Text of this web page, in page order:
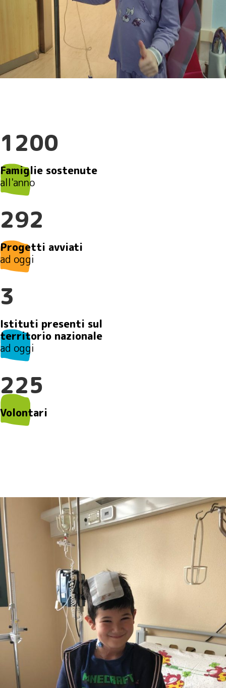
1200
Famiglie sostenute
all'anno
292
Progetti avviati
ad oggi
3
Istituti presenti sul
territorio nazionale
ad oggi
225
Volontari